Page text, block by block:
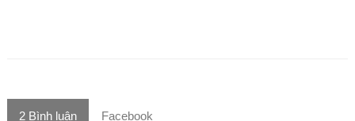
2Bình luận Facebook